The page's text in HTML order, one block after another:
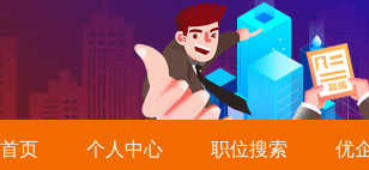
首页 个人中心 职位搜索 优